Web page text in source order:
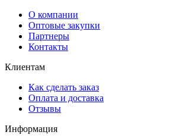
О компании
Оптовые закупки
Партнеры
Контакты
Клиентам
Как сделать заказ
Оплата и доставка
Отзывы
Информация